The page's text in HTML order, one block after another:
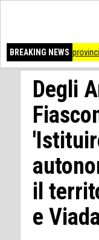
BREAKING NEWS
provincia di Cremona
Degli
il
e